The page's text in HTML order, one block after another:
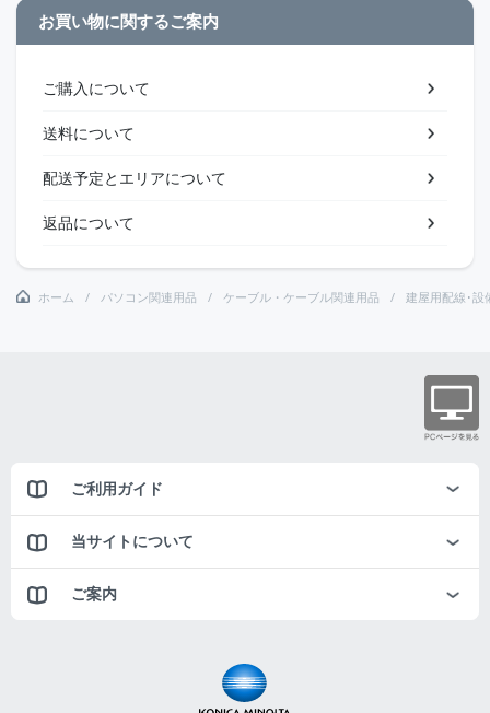
お買い物に関するご案内
ご購入について
送料について
配送予定とエリアについて
返品について
ホーム パソコン関連用品 ケーブル・ケーブル関連用品 建屋用配線･設
ご利用ガイド
当サイトについて
ご案内